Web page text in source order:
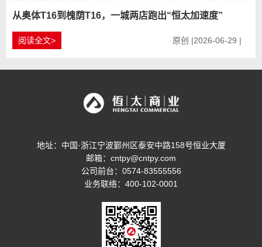
从奥体T16到槐荫T16，一城两店跑出“恒太加速度”
原创 |2026-06-29 |
阅读全文>
地址：中国·浙江宁波鄞州区泰安中路158号恒业大厦
邮箱：cntpy@cntpy.com
公司前台：0574-83555556
业务联络：400-102-0001